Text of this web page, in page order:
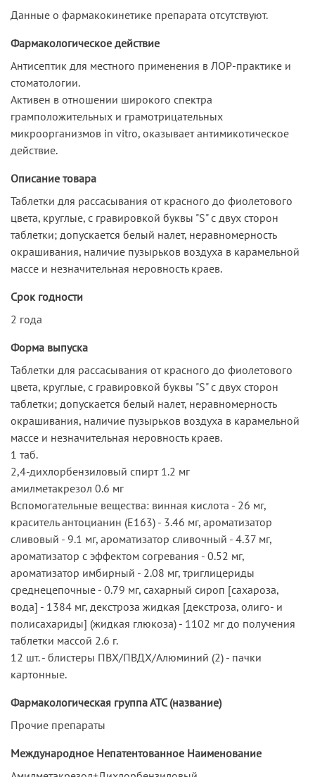
Данные о фармакокинетике препарата отсутствуют.
Фармакологическое действие
Антисептик для местного применения в ЛОР-практике и
стоматологии.
Активен в отношении широкого спектра
грамположительных и грамотрицательных
микроорганизмов in vitro, оказывает антимикотическое
действие.
Описание товара
Таблетки для рассасывания от красного до фиолетового
цвета, круглые, с гравировкой буквы "S" с двух сторон
таблетки; допускается белый налет, неравномерность
окрашивания, наличие пузырьков воздуха в карамельной
массе и незначительная неровность краев.
Срок годности
2 года
Форма выпуска
Таблетки для рассасывания от красного до фиолетового
цвета, круглые, с гравировкой буквы "S" с двух сторон
таблетки; допускается белый налет, неравномерность
окрашивания, наличие пузырьков воздуха в карамельной
массе и незначительная неровность краев.
1 таб.
2,4-дихлорбензиловый спирт 1.2 мг
амилметакрезол 0.6 мг
Вспомогательные вещества: винная кислота - 26 мг,
краситель антоцианин (E163) - 3.46 мг, ароматизатор
сливовый - 9.1 мг, ароматизатор сливочный - 4.37 мг,
ароматизатор с эффектом согревания - 0.52 мг,
ароматизатор имбирный - 2.08 мг, триглицериды
среднецепочные - 0.79 мг, сахарный сироп [сахароза,
вода] - 1384 мг, декстроза жидкая [декстроза, олиго- и
полисахариды] (жидкая глюкоза) - 1102 мг до получения
таблетки массой 2.6 г.
12 шт. - блистеры ПВХ/ПВДХ/Алюминий (2) - пачки
картонные.
Фармакологическая группа АТС (название)
Прочие препараты
Международное Непатентованное Наименование